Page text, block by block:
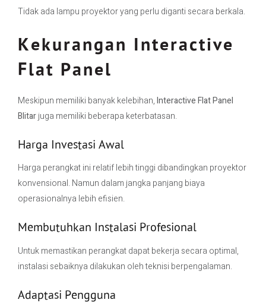
Tidak ada lampu proyektor yang perlu diganti secara berkala.
Kekurangan Interactive
Flat Panel
Meskipun memiliki banyak kelebihan,Interactive Flat Panel
Blitarjuga memiliki beberapa keterbatasan.
Harga Investasi Awal
Harga perangkat ini relatif lebih tinggi dibandingkan proyektor
konvensional. Namun dalam jangka panjang biaya
operasionalnya lebih efisien.
Membutuhkan Instalasi Profesional
Untuk memastikan perangkat dapat bekerja secara optimal,
instalasi sebaiknya dilakukan oleh teknisi berpengalaman.
Adaptasi Pengguna